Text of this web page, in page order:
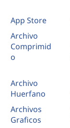
App Store
Archivo
Comprimid
o
Archivo
Huerfano
Archivos
Graficos